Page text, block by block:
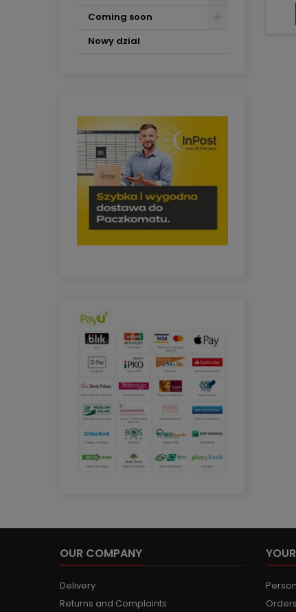
Coming soon
Nowy dzial
OUR COMPANY
Delivery
Returns and Complaints
Orders